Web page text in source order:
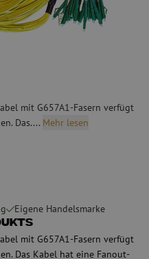
mit G657A1-Fasern verfügt
Das.... Mehr lesen
Eigene Handelsmarke
mit G657A1-Fasern verfügt
Das Kabel hat eine Fanout-